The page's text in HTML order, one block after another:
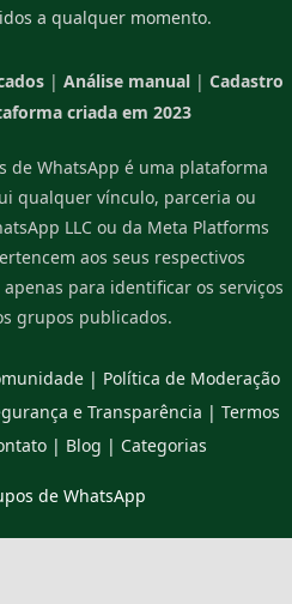
a qualquer momento.
| Análise manual| Cadastro
criada em 2023
de WhatsApp é uma plataforma
qualquer vínculo, parceria ou
LLC ou da Meta Platforms
aos seus respectivos
para identificar os serviços
grupos publicados.
| Política de Moderação
e Transparência | Termos
| Blog | Categorias
de WhatsApp